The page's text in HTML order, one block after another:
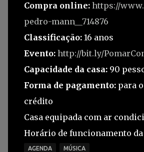
Compra online: https://
pedro-mann__714876
Classificação: 16 anos
Evento: http://bit.ly/
Capacidade da casa: 90
Forma de pagamento: para
crédito
Casa equipada com ar
Horário de funcionamento da
AGENDA MÚSICA